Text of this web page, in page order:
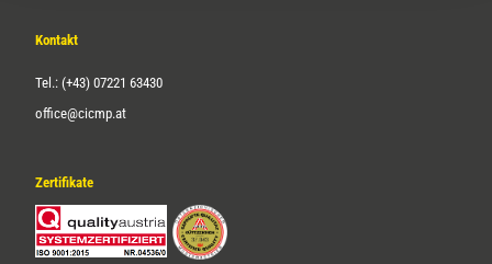
Kontakt
Tel.: (+43) 07221 63430
office@cicmp.at
Zertifikate